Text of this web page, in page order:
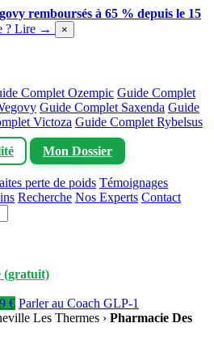
remboursés à 65 % depuis le 15
? Lire → ×
Complet Ozempic Guide Complet
Guide Complet Saxenda Guide
Victoza Guide Complet Rybelsus
Mon Dossier
perte de poids Témoignages
Recherche Nos Experts Contact
(gratuit)
€ Parler au Coach GLP-1
Les Thermes › Pharmacie Des